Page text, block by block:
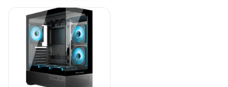
настолни
компютри с 85%
ефективност, 80+
бронзови
сертификати
ESB550W